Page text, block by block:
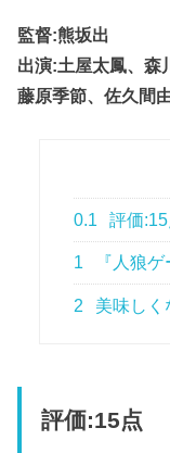
監督:熊坂出
出演:土屋太鳳、森
藤原季節、佐久間
0.1 評価
1 『人狼
2 美味し
評価:15点